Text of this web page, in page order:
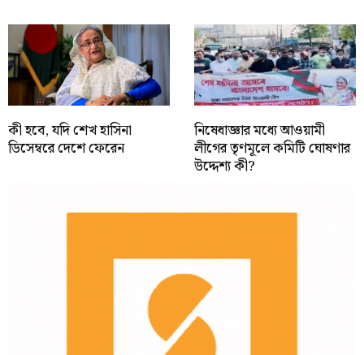
কী হবে, যদি শেখ হাসিনা
ডিসেম্বরে দেশে ফেরেন
নিষেধাজ্ঞার মধ্যে আওয়ামী
লীগের তৃণমূলে কমিটি ঘোষণার
উদ্দেশ্য কী?